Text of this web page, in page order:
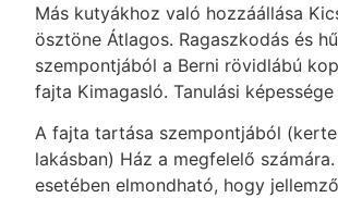
Más kutyákhoz való hozzáállása
ösztöne Átlagos. Ragaszkodás és
szempontjából a Berni rövidlábú
fajta Kimagasló. Tanulási
A fajta tartása szempontjából
lakásban) Ház a megfelelő
esetében elmondható, hogy